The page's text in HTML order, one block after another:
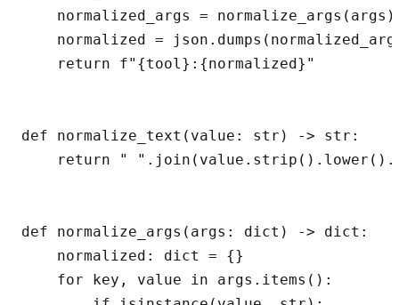
    normalized_args = normalize_args(args)
normalized =
    return f"{tool}:{normalized}"
def normalize_text(value: str) -> str:
return "
def normalize_args(args: dict) -> dict:
    normalized: dict = {}
    for key, value in args.items():